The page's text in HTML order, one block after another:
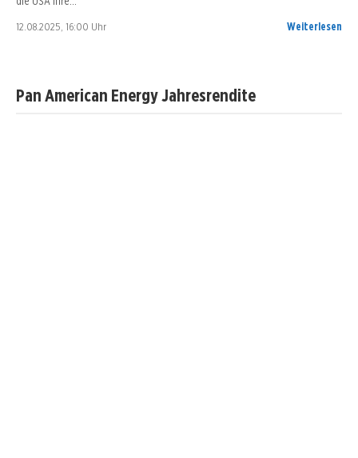
12.08.2025, 16:00 Uhr Weiterlesen
Pan American Energy Jahresrendite